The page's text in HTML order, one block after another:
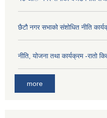
छैटौ नगर सभाको संशोधित नीति
नीति, योजना तथा कार्यक्रम -रातो
more